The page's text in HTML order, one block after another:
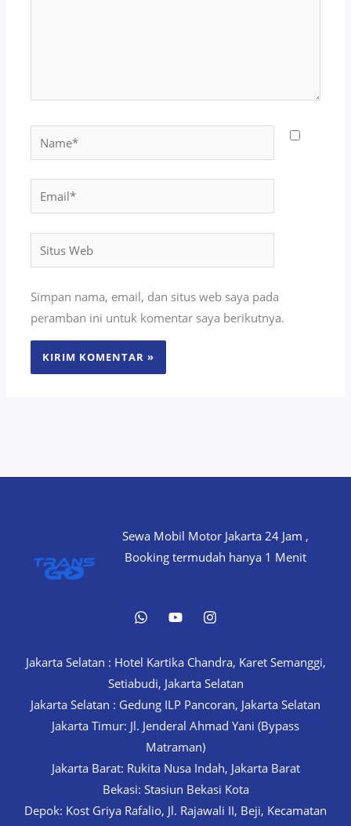
Email*
Web
Simpan nama, email, dan situs web saya pada
peramban ini untuk komentar saya berikutnya.
Sewa Mobil Motor Jakarta 24 Jam ,
Booking termudah hanya 1 Menit
Jakarta Selatan : Hotel Kartika Chandra, Karet Semanggi,
Setiabudi, Jakarta Selatan
Jakarta Selatan : Gedung ILP Pancoran, Jakarta Selatan
Jakarta Timur: Jl. Jenderal Ahmad Yani (Bypass
Matraman)
Jakarta Barat: Rukita Nusa Indah, Jakarta Barat
Bekasi: Stasiun Bekasi Kota
Depok: Kost Griya Rafalio, Jl. Rajawali II, Beji, Kecamatan